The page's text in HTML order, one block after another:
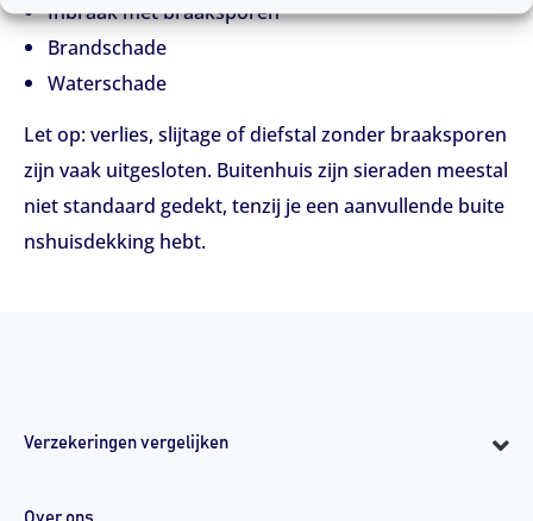
Inbraak met braaksporen
Brandschade
Waterschade
Let op: verlies, slijtage of diefstal zonder braaksporen
zijn vaak uitgesloten. Buitenhuis zijn sieraden meestal
niet standaard gedekt, tenzij je een aanvullende buite
nshuisdekking hebt.
Verzekeringen vergelijken